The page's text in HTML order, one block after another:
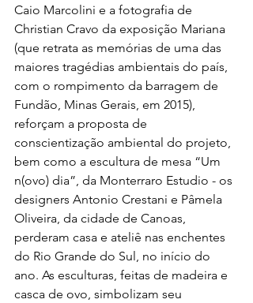
Caio Marcolini e a fotografia de
Christian Cravo da exposição Mariana
(que retrata as memórias de uma das
maiores tragédias ambientais do país,
com o rompimento da barragem de
Fundão, Minas Gerais, em 2015),
reforçam a proposta de
conscientização ambiental do projeto,
bem como a escultura de mesa “Um
n(ovo) dia”, da Monterraro Estudio - os
designers Antonio Crestani e Pâmela
Oliveira, da cidade de Canoas,
perderam casa e ateliê nas enchentes
do Rio Grande do Sul, no início do
ano. As esculturas, feitas de madeira e
casca de ovo, simbolizam seu